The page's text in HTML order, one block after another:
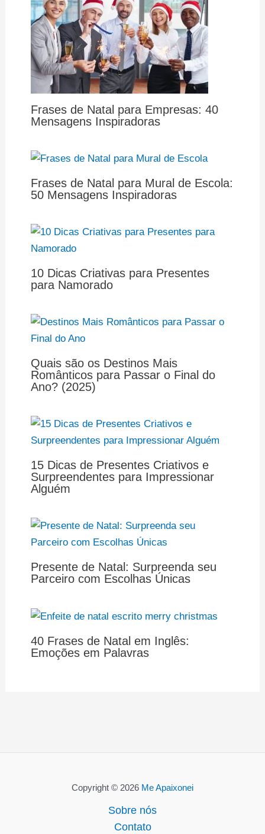
Frases de Natal para Empresas: 40
Mensagens Inspiradoras
Frases de Natal para Mural de Escola:
50 Mensagens Inspiradoras
10 Dicas Criativas para Presentes
para Namorado
Quais são os Destinos Mais
Românticos para Passar o Final do
Ano? (2025)
15 Dicas de Presentes Criativos e
Surpreendentes para Impressionar
Alguém
Presente de Natal: Surpreenda seu
Parceiro com Escolhas Únicas
40 Frases de Natal em Inglês:
Emoções em Palavras
Copyright © 2026 Me Apaixonei
Sobre nós
Contato